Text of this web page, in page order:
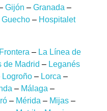
Gijón – Granada –
Guecho – Hospitalet
– La Línea de
de Madrid – Leganés
Logroño – Lorca –
– Málaga –
– Mérida – Mijas –